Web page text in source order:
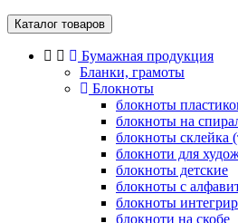
Каталог товаров
Бумажная продукция
Бланки, грамоты
Блокноты
блокноты
блокноты на
блокноты склейка
блокноти для
блокноты детские
блокноты с
блокноты
блокноти на скобе